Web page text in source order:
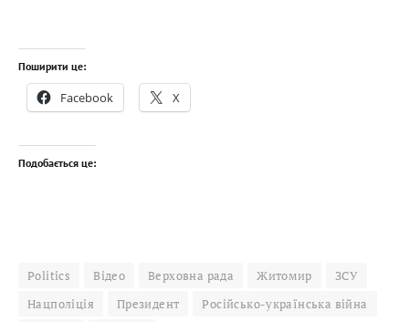
Поширити це:
Facebook X
Подобається це:
Politics Відео Верховна рада Житомир
ЗСУ
Нацполіція
Президент
Російсько-українська війна